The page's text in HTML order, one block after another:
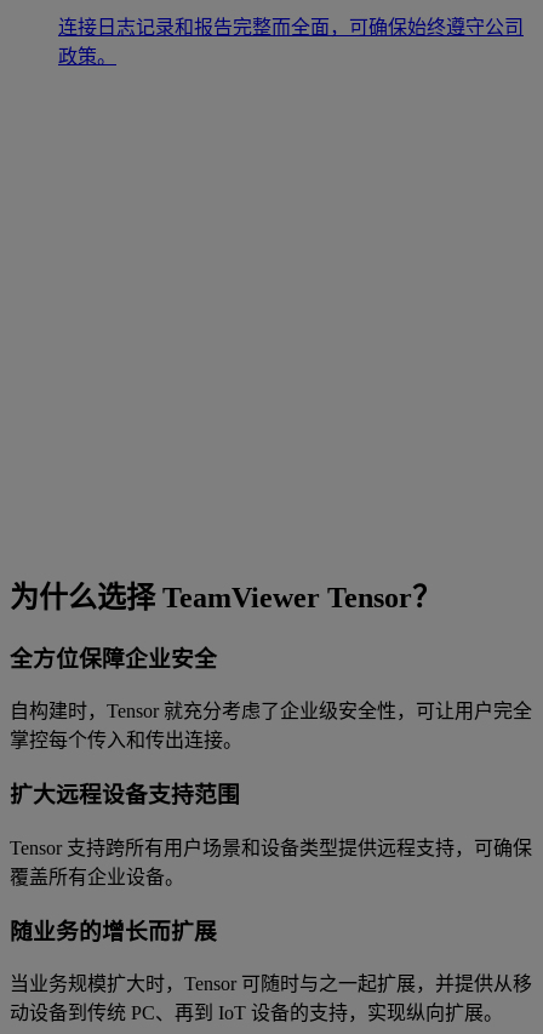
连接日志记录和报告完整而全面，可确保始终遵守公司
政策。
为什么选择 TeamViewer Tensor？
全方位保障企业安全
自构建时，Tensor 就充分考虑了企业级安全性，可让用户完全
掌控每个传入和传出连接。
扩大远程设备支持范围
Tensor 支持跨所有用户场景和设备类型提供远程支持，可确保
覆盖所有企业设备。
随业务的增长而扩展
当业务规模扩大时，Tensor 可随时与之一起扩展，并提供从移
动设备到传统 PC、再到 IoT 设备的支持，实现纵向扩展。